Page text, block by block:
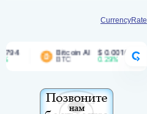
CurrencyRate
Bitcoin AI
BTC
$ 0.00167
0.29%